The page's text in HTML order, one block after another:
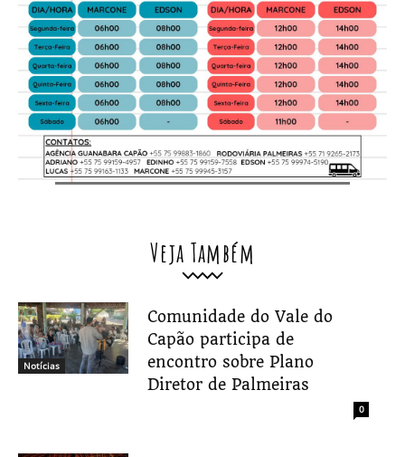
Veja Também
Notícias
Comunidade do Vale do
Capão participa de
encontro sobre Plano
Diretor de Palmeiras
0